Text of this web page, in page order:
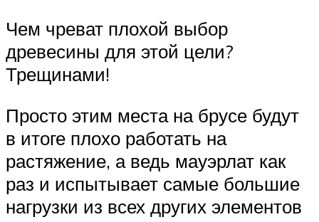
Чем чреват плохой выбор
древесины для этой цели?
Трещинами!
Просто этим места на брусе будут
в итоге плохо работать на
растяжение, а ведь мауэрлат как
раз и испытывает самые большие
нагрузки из всех других элементов